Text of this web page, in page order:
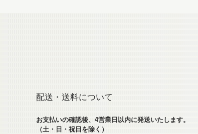
配送・送料について
お支払いの確認後、4営業日以内に発送いたします。
（土・日・祝日を除く）